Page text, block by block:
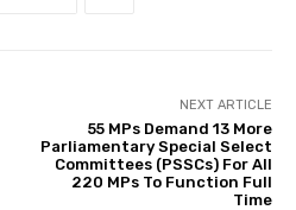
NEXT ARTICLE
55 MPs Demand 13 More
Parliamentary Special Select
Committees (PSSCs) For All
220 MPs To Function Full
Time